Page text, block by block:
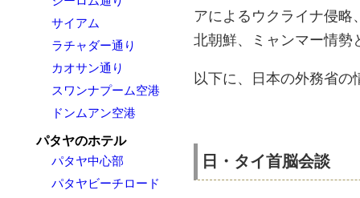
サイアム
ラチャダー通り
カオサン通り
スワンナプーム空港
ドンムアン空港
パタヤのホテル
パタヤ中心部
パタヤビーチロード
アによるウクライナ侵略
北朝鮮、ミャンマー情勢
以下に、日本の外務省の
日・タイ首脳会談